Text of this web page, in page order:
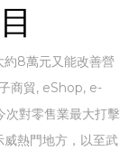
約8萬元又能改善營
商貿, eShop, e-
對零售業最大打擊
熱門地方，以至武